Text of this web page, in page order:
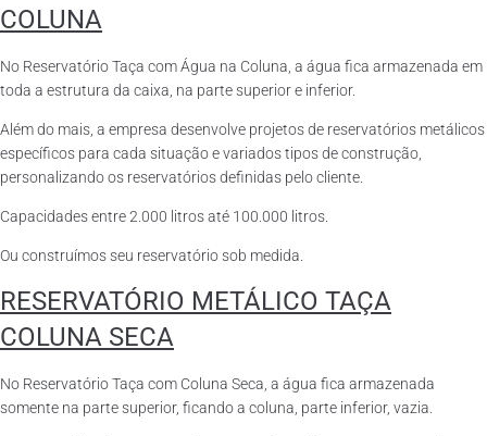
COLUNA
No Reservatório Taça com Água na Coluna, a água fica armazenada em
toda a estrutura da caixa, na parte superior e inferior.
Além do mais, a empresa desenvolve projetos de reservatórios metálicos
específicos para cada situação e variados tipos de construção,
personalizando os reservatórios definidas pelo cliente.
Capacidades entre 2.000 litros até 100.000 litros.
Ou construímos seu reservatório sob medida.
RESERVATÓRIO METÁLICO TAÇA
COLUNA SECA
No Reservatório Taça com Coluna Seca, a água fica armazenada
somente na parte superior, ficando a coluna, parte inferior, vazia.